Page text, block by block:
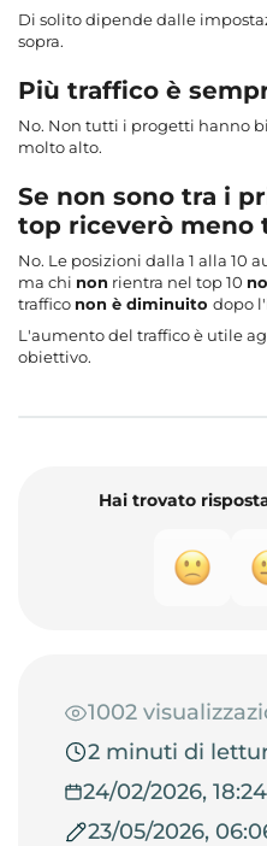
Di solito dipende dalle
sopra.
Più traffico è
No. Non tutti i progetti hanno
molto alto.
Se non sono tra i
top riceverò meno
No. Le posizioni dalla 1 alla 10
ma chi non rientra nel top 10
traffico non è diminuito dopo
L'aumento del traffico è utile
obiettivo.
Hai trovato
1002
2 minuti di
24/02/2026, 18:24
23/05/2026,